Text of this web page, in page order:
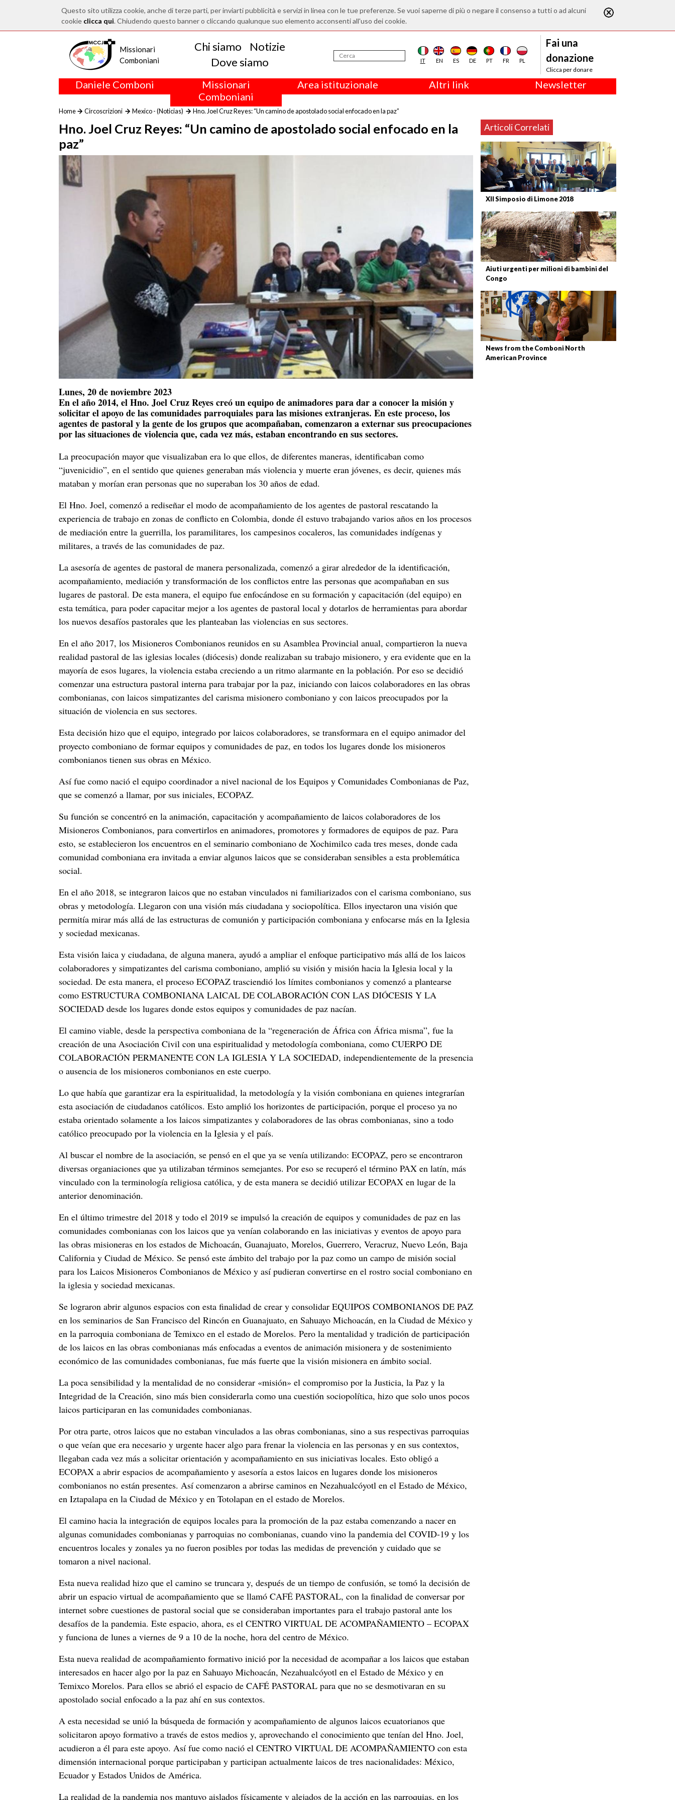
Questo sito utilizza cookie, anche di terze parti, per inviarti pubblicità e servizi in linea con le tue preferenze. Se vuoi saperne di più o negare il consenso a tutti o ad alcuni
cookie clicca qui. Chiudendo questo banner o cliccando qualunque suo elemento acconsenti all'uso dei cookie.
Missionari
Comboniani
Chi siamo
Notizie
Dove siamo
IT EN ES DE PT FR PL
Fai una
donazione
Clicca per donare
Daniele Comboni
Missionari
Comboniani
Area istituzionale Altri link Newsletter
Home Circoscrizioni Mexico - (Noticias) Hno. Joel Cruz Reyes: “Un camino de apostolado social enfocado en la paz”
Hno. Joel Cruz Reyes: “Un camino de apostolado social enfocado en la
paz”
Articoli Correlati
XII Simposio di Limone 2018
Aiuti urgenti per milioni di bambini del
Congo
News from the Comboni North
American Province
Lunes, 20 de noviembre 2023
En el año 2014, el Hno. Joel Cruz Reyes creó un equipo de animadores para dar a conocer la misión y
solicitar el apoyo de las comunidades parroquiales para las misiones extranjeras. En este proceso, los
agentes de pastoral y la gente de los grupos que acompañaban, comenzaron a externar sus preocupaciones
por las situaciones de violencia que, cada vez más, estaban encontrando en sus sectores.
La preocupación mayor que visualizaban era lo que ellos, de diferentes maneras, identificaban como
“juvenicidio”, en el sentido que quienes generaban más violencia y muerte eran jóvenes, es decir, quienes más
mataban y morían eran personas que no superaban los 30 años de edad.
El Hno. Joel, comenzó a rediseñar el modo de acompañamiento de los agentes de pastoral rescatando la
experiencia de trabajo en zonas de conflicto en Colombia, donde él estuvo trabajando varios años en los procesos
de mediación entre la guerrilla, los paramilitares, los campesinos cocaleros, las comunidades indígenas y
militares, a través de las comunidades de paz.
La asesoría de agentes de pastoral de manera personalizada, comenzó a girar alrededor de la identificación,
acompañamiento, mediación y transformación de los conflictos entre las personas que acompañaban en sus
lugares de pastoral. De esta manera, el equipo fue enfocándose en su formación y capacitación (del equipo) en
esta temática, para poder capacitar mejor a los agentes de pastoral local y dotarlos de herramientas para abordar
los nuevos desafíos pastorales que les planteaban las violencias en sus sectores.
En el año 2017, los Misioneros Combonianos reunidos en su Asamblea Provincial anual, compartieron la nueva
realidad pastoral de las iglesias locales (diócesis) donde realizaban su trabajo misionero, y era evidente que en la
mayoría de esos lugares, la violencia estaba creciendo a un ritmo alarmante en la población. Por eso se decidió
comenzar una estructura pastoral interna para trabajar por la paz, iniciando con laicos colaboradores en las obras
combonianas, con laicos simpatizantes del carisma misionero comboniano y con laicos preocupados por la
situación de violencia en sus sectores.
Esta decisión hizo que el equipo, integrado por laicos colaboradores, se transformara en el equipo animador del
proyecto comboniano de formar equipos y comunidades de paz, en todos los lugares donde los misioneros
combonianos tienen sus obras en México.
Así fue como nació el equipo coordinador a nivel nacional de los Equipos y Comunidades Combonianas de Paz,
que se comenzó a llamar, por sus iniciales, ECOPAZ.
Su función se concentró en la animación, capacitación y acompañamiento de laicos colaboradores de los
Misioneros Combonianos, para convertirlos en animadores, promotores y formadores de equipos de paz. Para
esto, se establecieron los encuentros en el seminario comboniano de Xochimilco cada tres meses, donde cada
comunidad comboniana era invitada a enviar algunos laicos que se consideraban sensibles a esta problemática
social.
En el año 2018, se integraron laicos que no estaban vinculados ni familiarizados con el carisma comboniano, sus
obras y metodología. Llegaron con una visión más ciudadana y sociopolítica. Ellos inyectaron una visión que
permitía mirar más allá de las estructuras de comunión y participación comboniana y enfocarse más en la Iglesia
y sociedad mexicanas.
Esta visión laica y ciudadana, de alguna manera, ayudó a ampliar el enfoque participativo más allá de los laicos
colaboradores y simpatizantes del carisma comboniano, amplió su visión y misión hacia la Iglesia local y la
sociedad. De esta manera, el proceso ECOPAZ trasciendió los límites combonianos y comenzó a plantearse
como ESTRUCTURA COMBONIANA LAICAL DE COLABORACIÓN CON LAS DIÓCESIS Y LA
SOCIEDAD desde los lugares donde estos equipos y comunidades de paz nacían.
El camino viable, desde la perspectiva comboniana de la “regeneración de África con África misma”, fue la
creación de una Asociación Civil con una espiritualidad y metodología comboniana, como CUERPO DE
COLABORACIÓN PERMANENTE CON LA IGLESIA Y LA SOCIEDAD, independientemente de la presencia
o ausencia de los misioneros combonianos en este cuerpo.
Lo que había que garantizar era la espiritualidad, la metodología y la visión comboniana en quienes integrarían
esta asociación de ciudadanos católicos. Esto amplió los horizontes de participación, porque el proceso ya no
estaba orientado solamente a los laicos simpatizantes y colaboradores de las obras combonianas, sino a todo
católico preocupado por la violencia en la Iglesia y el país.
Al buscar el nombre de la asociación, se pensó en el que ya se venía utilizando: ECOPAZ, pero se encontraron
diversas organiaciones que ya utilizaban términos semejantes. Por eso se recuperó el término PAX en latín, más
vinculado con la terminología religiosa católica, y de esta manera se decidió utilizar ECOPAX en lugar de la
anterior denominación.
En el último trimestre del 2018 y todo el 2019 se impulsó la creación de equipos y comunidades de paz en las
comunidades combonianas con los laicos que ya venían colaborando en las iniciativas y eventos de apoyo para
las obras misioneras en los estados de Michoacán, Guanajuato, Morelos, Guerrero, Veracruz, Nuevo León, Baja
California y Ciudad de México. Se pensó este ámbito del trabajo por la paz como un campo de misión social
para los Laicos Misioneros Combonianos de México y así pudieran convertirse en el rostro social comboniano en
la iglesia y sociedad mexicanas.
Se lograron abrir algunos espacios con esta finalidad de crear y consolidar EQUIPOS COMBONIANOS DE PAZ
en los seminarios de San Francisco del Rincón en Guanajuato, en Sahuayo Michoacán, en la Ciudad de México y
en la parroquia comboniana de Temixco en el estado de Morelos. Pero la mentalidad y tradición de participación
de los laicos en las obras combonianas más enfocadas a eventos de animación misionera y de sostenimiento
económico de las comunidades combonianas, fue más fuerte que la visión misionera en ámbito social.
La poca sensibilidad y la mentalidad de no considerar «misión» el compromiso por la Justicia, la Paz y la
Integridad de la Creación, sino más bien considerarla como una cuestión sociopolítica, hizo que solo unos pocos
laicos participaran en las comunidades combonianas.
Por otra parte, otros laicos que no estaban vinculados a las obras combonianas, sino a sus respectivas parroquias
o que veían que era necesario y urgente hacer algo para frenar la violencia en las personas y en sus contextos,
llegaban cada vez más a solicitar orientación y acompañamiento en sus iniciativas locales. Esto obligó a
ECOPAX a abrir espacios de acompañamiento y asesoría a estos laicos en lugares donde los misioneros
combonianos no están presentes. Así comenzaron a abrirse caminos en Nezahualcóyotl en el Estado de México,
en Iztapalapa en la Ciudad de México y en Totolapan en el estado de Morelos.
El camino hacia la integración de equipos locales para la promoción de la paz estaba comenzando a nacer en
algunas comunidades combonianas y parroquias no combonianas, cuando vino la pandemia del COVID-19 y los
encuentros locales y zonales ya no fueron posibles por todas las medidas de prevención y cuidado que se
tomaron a nivel nacional.
Esta nueva realidad hizo que el camino se truncara y, después de un tiempo de confusión, se tomó la decisión de
abrir un espacio virtual de acompañamiento que se llamó CAFÉ PASTORAL, con la finalidad de conversar por
internet sobre cuestiones de pastoral social que se consideraban importantes para el trabajo pastoral ante los
desafíos de la pandemia. Este espacio, ahora, es el CENTRO VIRTUAL DE ACOMPAÑAMIENTO – ECOPAX
y funciona de lunes a viernes de 9 a 10 de la noche, hora del centro de México.
Esta nueva realidad de acompañamiento formativo inició por la necesidad de acompañar a los laicos que estaban
interesados en hacer algo por la paz en Sahuayo Michoacán, Nezahualcóyotl en el Estado de México y en
Temixco Morelos. Para ellos se abrió el espacio de CAFÉ PASTORAL para que no se desmotivaran en su
apostolado social enfocado a la paz ahí en sus contextos.
A esta necesidad se unió la búsqueda de formación y acompañamiento de algunos laicos ecuatorianos que
solicitaron apoyo formativo a través de estos medios y, aprovechando el conocimiento que tenían del Hno. Joel,
acudieron a él para este apoyo. Así fue como nació el CENTRO VIRTUAL DE ACOMPAÑAMIENTO con esta
dimensión internacional porque participaban y participan actualmente laicos de tres nacionalidades: México,
Ecuador y Estados Unidos de América.
La realidad de la pandemia nos mantuvo aislados físicamente y alejados de la acción en las parroquias, en los